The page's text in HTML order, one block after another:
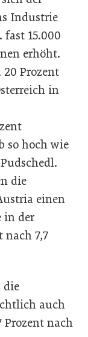
Industrie
fast 15.000
erhöht.
Prozent
in
so hoch wie
die
einen
in der
nach 7,7
die
auch
Prozent nach